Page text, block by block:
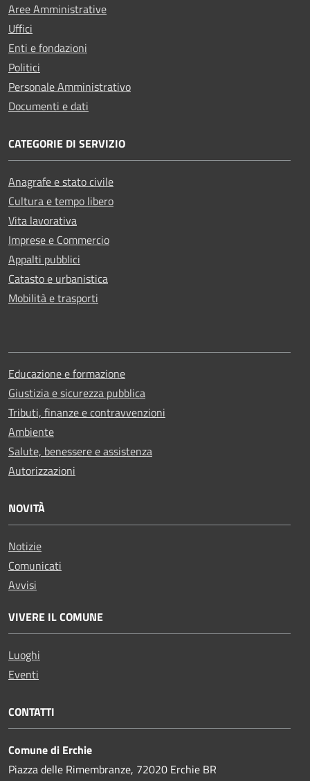
Aree Amministrative
Uffici
Enti e fondazioni
Politici
Personale Amministrativo
Documenti e dati
CATEGORIE DI SERVIZIO
Anagrafe e stato civile
Cultura e tempo libero
Vita lavorativa
Imprese e Commercio
Appalti pubblici
Catasto e urbanistica
Mobilità e trasporti
Educazione e formazione
Giustizia e sicurezza pubblica
Tributi, finanze e contravvenzioni
Ambiente
Salute, benessere e assistenza
Autorizzazioni
NOVITÀ
Notizie
Comunicati
Avvisi
VIVERE IL COMUNE
Luoghi
Eventi
CONTATTI
Comune di Erchie
Piazza delle Rimembranze, 72020 Erchie BR